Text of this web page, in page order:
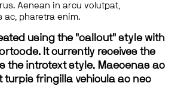
Aenean in arcu volutpat,
ac, pharetra enim.
using the "callout" style with
It currently receives the
the introtext style. Maecenas ac
turpis fringilla vehicula ac nec